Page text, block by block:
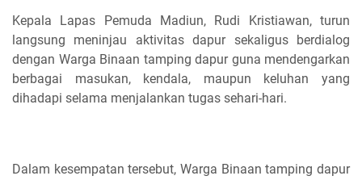
Kepala Lapas Pemuda Madiun, Rudi Kristiawan, turun
langsung meninjau aktivitas dapur sekaligus berdialog
dengan Warga Binaan tamping dapur guna mendengarkan
berbagai masukan, kendala, maupun keluhan yang
dihadapi selama menjalankan tugas sehari-hari.
Dalam kesempatan tersebut, Warga Binaan tamping dapur